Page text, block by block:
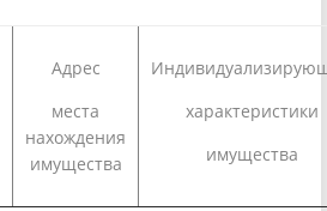
Адрес
места
нахождения
имущества
характеристики
имущества